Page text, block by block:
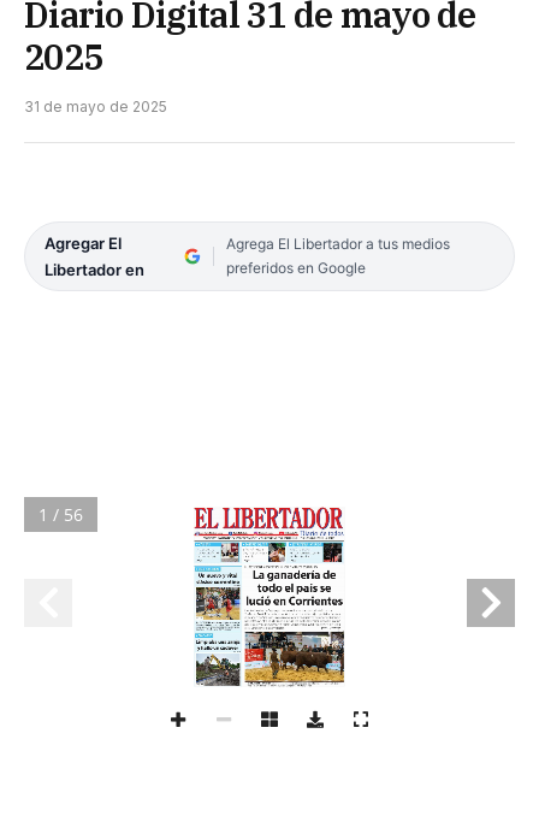
Diario Digital 31 de mayo de
2025
31 de mayo de 2025
Agregar El
Libertador en
Agrega El Libertador a tus medios
preferidos en Google
1 / 56